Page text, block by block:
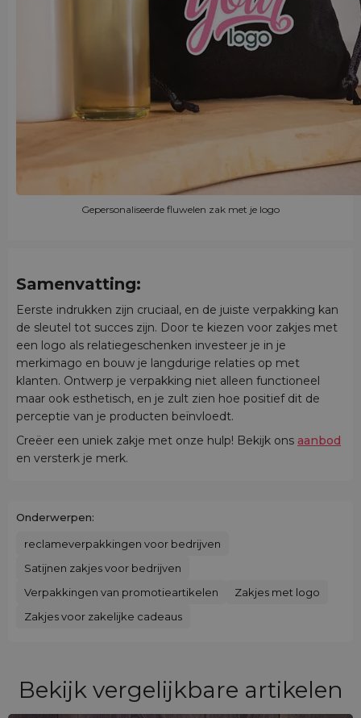
Gepersonaliseerde fluwelen zak met je logo
Samenvatting:
Eerste indrukken zijn cruciaal, en de juiste verpakking kan
de sleutel tot succes zijn. Door te kiezen voor zakjes met
een logo als relatiegeschenken investeer je in je
merkimago en bouw je langdurige relaties op met
klanten. Ontwerp je verpakking niet alleen functioneel
maar ook esthetisch, en je zult zien hoe positief dit de
perceptie van je producten beïnvloedt.
Creëer een uniek zakje met onze hulp! Bekijk ons aanbod
en versterk je merk.
Onderwerpen:
reclameverpakkingen voor bedrijven
Satijnen zakjes voor bedrijven
Verpakkingen van promotieartikelen
Zakjes met logo
Zakjes voor zakelijke cadeaus
Bekijk vergelijkbare artikelen